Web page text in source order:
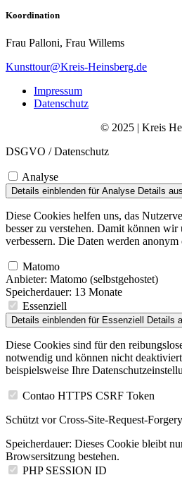
Koordination
Frau Palloni, Frau Willems
Kunsttour@Kreis-Heinsberg.de
Impressum
Datenschutz
© 2025 | Kreis
DSGVO / Datenschutz
Analyse
Details einblenden für Analyse Details
Diese Cookies helfen uns, das
besser zu verstehen. Damit können wir
verbessern. Die Daten werden anonym
Matomo
Anbieter: Matomo (selbstgehostet)
Speicherdauer: 13 Monate
Essenziell
Details einblenden für Essenziell Details
Diese Cookies sind für den
notwendig und können nicht
beispielsweise Ihre
Contao HTTPS CSRF Token
Schützt vor Cross-Site-Request-
Speicherdauer: Dieses Cookie bleibt
Browsersitzung bestehen.
PHP SESSION ID